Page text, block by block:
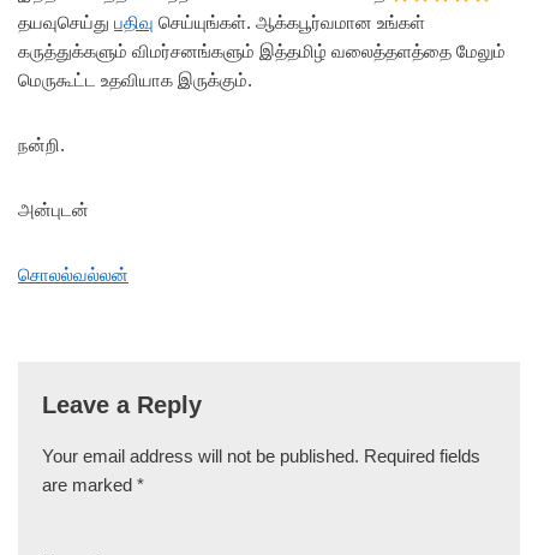
தயவுசெய்து பதிவு செய்யுங்கள். ஆக்கபூர்வமான உங்கள்
கருத்துக்களும் விமர்சனங்களும் இத்தமிழ் வலைத்தளத்தை மேலும்
மெருகூட்ட உதவியாக இருக்கும்.
நன்றி.
அன்புடன்
சொலல்வல்லன்
Leave a Reply
Your email address will not be published. Required fields
are marked *